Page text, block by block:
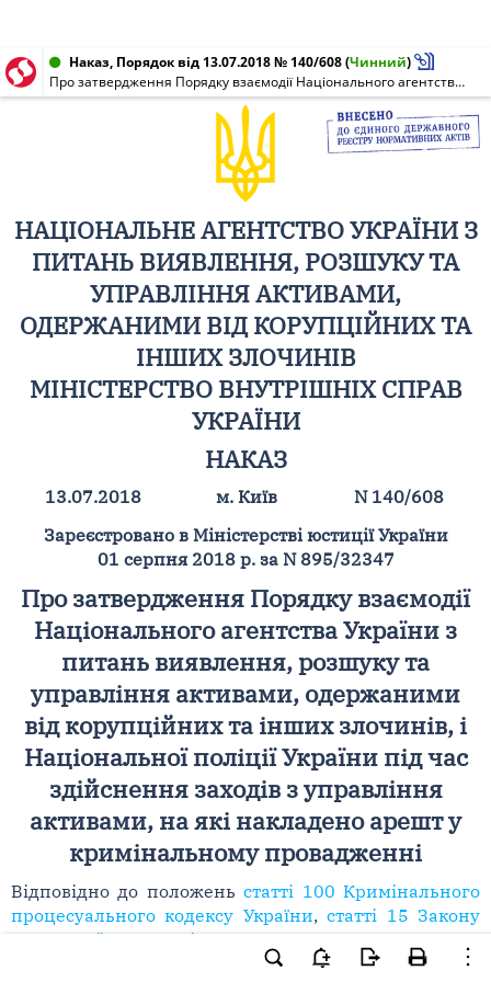
Наказ, Порядок від 13.07.2018 № 140/608(Чинний)
Про затвердження Порядку взаємодії Національного агентства України з питань виявлення, розшуку та управління активами, одержаними від корупційних та інших злочинів, і Національної поліції України під час здійснення заходів з управління активами, на які накладено арешт у кримінальному провадженні